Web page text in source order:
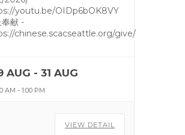
youtu.be/OIDp6bOK8VY
奉献 -
chinese.scacseattle.org/give/
AUG - 31 AUG
AM - 1:00 PM
VIEW DETAIL